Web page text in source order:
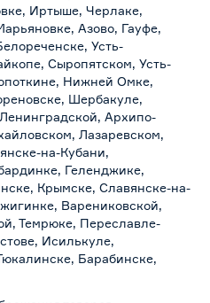
Иртыше, Черлаке,
Азово, Гауфе,
Усть-
Сыропятском, Усть-
Нижней Омке,
Шербакуле,
Архипо-
Лазаревском,
на-Кубани,
Геленджике,
Крымске, Славянске-на-
Варениковской,
Темрюке, Переславле-
Исилькуле,
Барабинске,